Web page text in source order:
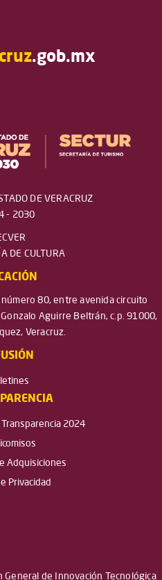
.gob.mx
DE VERACRUZ
- 2030
DE CULTURA
80, entre avenida circuito
Aguirre Beltrán, c.p. 91000,
Veracruz.
2024
Adquisiciones
Privacidad
de Innovación Tecnológica